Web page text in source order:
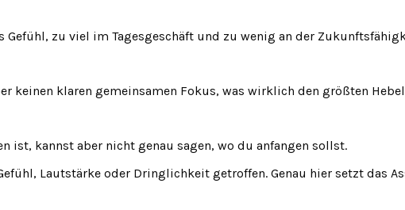
zu viel im Tagesgeschäft und zu wenig an der
keinen klaren gemeinsamen Fokus, was wirklich den größten
ist, kannst aber nicht genau sagen, wo du anfangen sollst.
Lautstärke oder Dringlichkeit getroffen. Genau hier setzt das